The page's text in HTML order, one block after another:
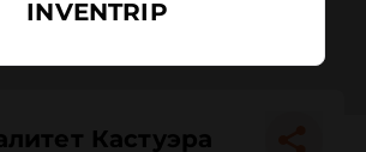
Кастуэра
INVENTRIP